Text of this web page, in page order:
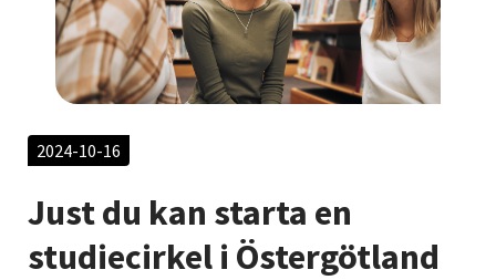
Sök kurser och evenemang
Om SV
Starta studiecirkel
Cirkelledare
Nyheter
2024-10-16
Just du kan starta en
studiecirkel i Östergötland